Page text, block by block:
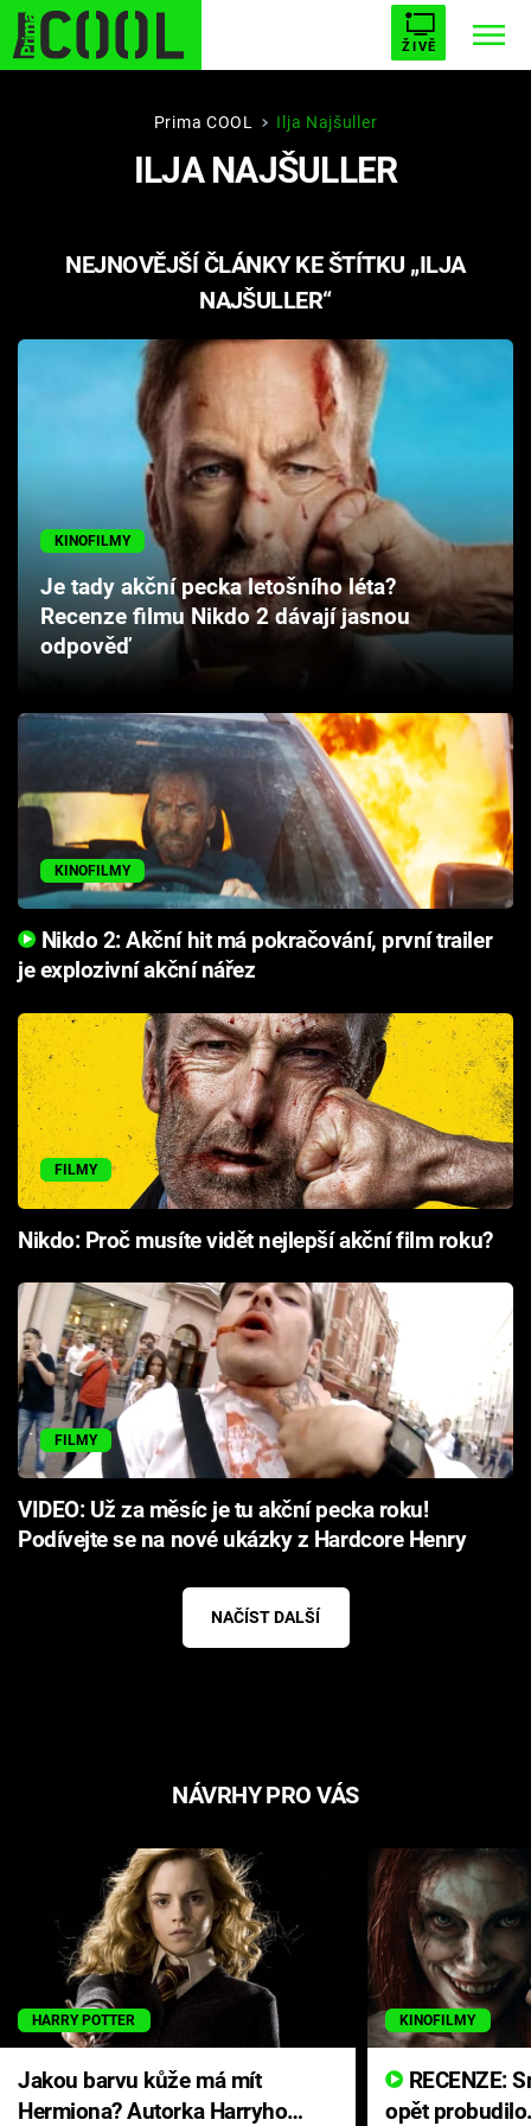
ŽIVĚ
STARHOUSE BUFFY, PŘEMOŽITELKA UPÍRŮ
PLNEJ KOTEL AVENGERS 5
Cool Esport
Pořady
TV Program
Sledujte prima+
Přihlášení
Sledujte nás
Prima COOL Ilja Najšuller
ILJA NAJŠULLER
NEJNOVĚJŠÍ ČLÁNKY KE ŠTÍTKU „ILJA
NAJŠULLER“
KINOFILMY
Je tady akční pecka letošního léta?
Recenze filmu Nikdo 2 dávají jasnou
odpověď
KINOFILMY
Nikdo 2: Akční hit má pokračování, první trailer
je explozivní akční nářez
FILMY
Nikdo: Proč musíte vidět nejlepší akční film roku?
FILMY
VIDEO: Už za měsíc je tu akční pecka roku!
Podívejte se na nové ukázky z Hardcore Henry
NAČÍST DALŠÍ
NÁVRHY PRO VÁS
HARRY POTTER
Jakou barvu kůže má mít
Hermiona? Autorka Harryho
KINOFILMY
opět